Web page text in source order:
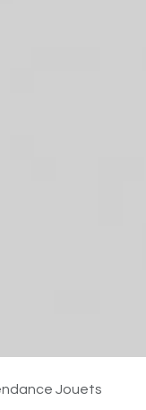
Jouets